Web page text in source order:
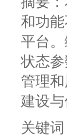
和功
平台
状态
管理
建设
关键